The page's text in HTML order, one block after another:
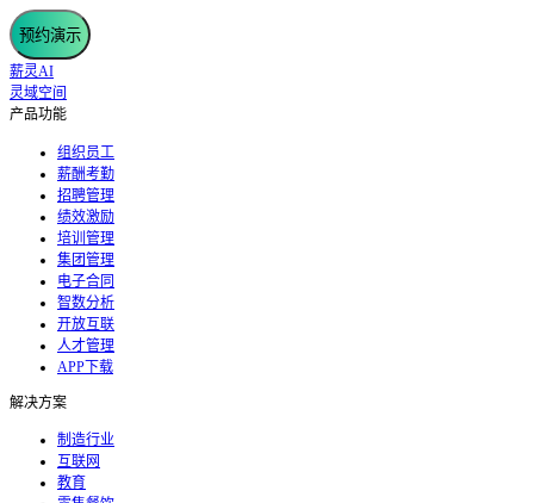
预约演示
薪灵AI
灵域空间
产品功能
组织员工
薪酬考勤
招聘管理
绩效激励
培训管理
集团管理
电子合同
智数分析
开放互联
人才管理
APP下载
解决方案
制造行业
互联网
教育